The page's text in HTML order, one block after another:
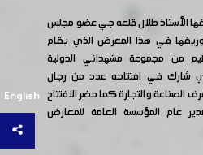
English
الأستاذ طلال قلعه جي عضو مجلس
في هذا المعرض الذي يقام
من مجموعة مشهداني الدولية
شارك في افتتاحه عدد من رجال
الصناعة والتجارة كما حضر الافتتاح
عام المؤسسة العامة للمعارض